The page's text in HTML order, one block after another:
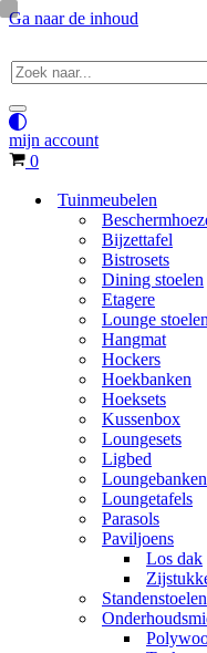
Ga naar de inhoud
Zoek
naar...
Navigatie
Menu
mijn account
Winkelwagen
0
Tuinmeubelen
Bijzettafel
Bistrosets
Dining stoelen
Etagere
Lounge stoelen
Hangmat
Hockers
Hoekbanken
Hoeksets
Kussenbox
Loungesets
Ligbed
Loungebanken
Loungetafels
Parasols
Paviljoens
Los dak
Standenstoelen